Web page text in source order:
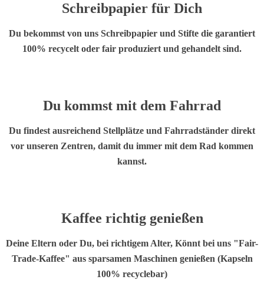
Schreibpapier für Dich
Du bekommst von uns Schreibpapier und Stifte die garantiert
100% recycelt oder fair produziert und gehandelt sind.
Du kommst mit dem Fahrrad
Du findest ausreichend Stellplätze und Fahrradständer direkt
vor unseren Zentren, damit du immer mit dem Rad kommen
kannst.
Kaffee richtig genießen
Deine Eltern oder Du, bei richtigem Alter, Könnt bei uns "Fair-
Trade-Kaffee" aus sparsamen Maschinen genießen (Kapseln
100% recyclebar)